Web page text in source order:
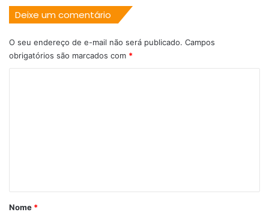
Deixe um comentário
O seu endereço de e-mail não será publicado. Campos
obrigatórios são marcados com *
rNome *